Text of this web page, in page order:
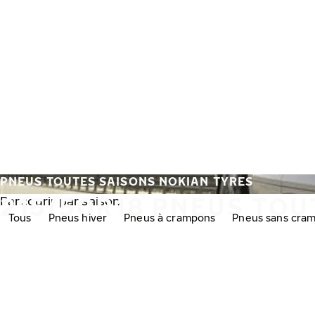
215/50R18 PNEUS
PNEUS TOUTES SAISONS NOKIAN TYRES
Parcourir par saison:
Tous Pneus hiver Pneus à crampons Pneus sans